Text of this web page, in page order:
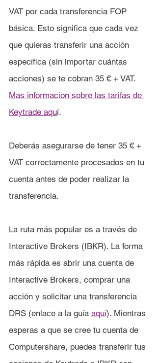
VAT por cada transferencia FOP
básica. Esto significa que cada vez
que quieras transferir una acción
específica (sin importar cuántas
acciones) se te cobran 35 € + VAT.
Mas informacion sobre las tarifas de
Keytrade aquí.
Deberás asegurarse de tener 35 € +
VAT correctamente procesados en tu
cuenta antes de poder realizar la
transferencia.
La ruta más popular es a través de
Interactive Brokers (IBKR). La forma
más rápida es abrir una cuenta de
Interactive Brokers, comprar una
acción y solicitar una transferencia
DRS (enlace a la guía aquí). Mientras
esperas a que se cree tu cuenta de
Computershare, puedes transferir tus